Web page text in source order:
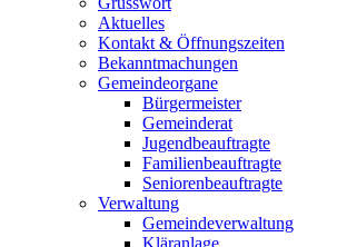
Aktuelles
Kontakt & Öffnungszeiten
Bekanntmachungen
Gemeindeorgane
Bürgermeister
Gemeinderat
Jugendbeauftragte
Familienbeauftragte
Seniorenbeauftragte
Verwaltung
Gemeindeverwaltung
Kläranlage